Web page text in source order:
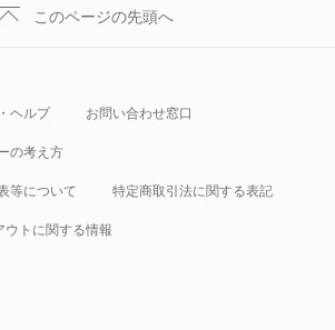
このページの先頭へ
ヘルプ お問い合わせ窓口
の考え方
等について 特定商取引法に関する表記
ウトに関する情報